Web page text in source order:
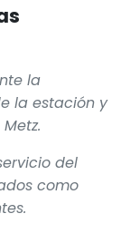
la
la estación y
del
como